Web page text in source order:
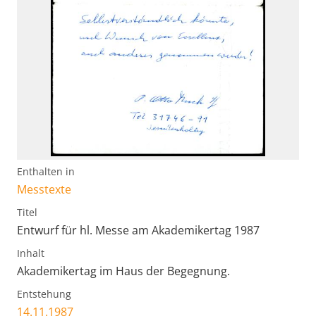
Enthalten in
Messtexte
Titel
Entwurf für hl. Messe am Akademikertag 1987
Inhalt
Akademikertag im Haus der Begegnung.
Entstehung
14.11.1987